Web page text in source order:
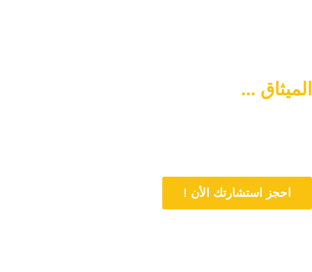
الميثاق ...
احجز استشارتك الأن !